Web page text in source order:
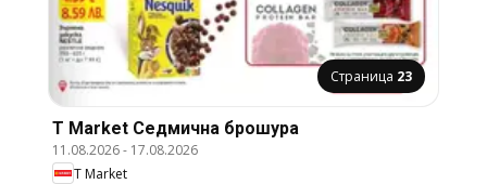
Страница 23
T Market Cедмична брошура
11.08.2026- 17.08.2026
T Market